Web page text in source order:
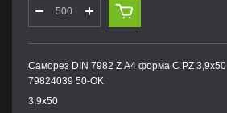
Саморез DIN 7982 Z А4 форма С PZ 3,9х50
79824039 50-OK
3,9х50